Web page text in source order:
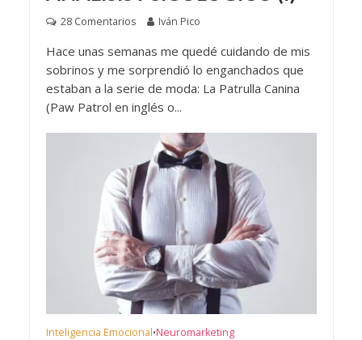
28 Comentarios Iván Pico
Hace unas semanas me quedé cuidando de mis
sobrinos y me sorprendió lo enganchados que
estaban a la serie de moda: La Patrulla Canina
(Paw Patrol en inglés o...
Inteligencia Emocional•Neuromarketing